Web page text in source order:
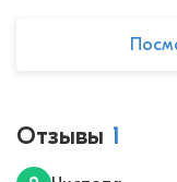
Отзывы 1